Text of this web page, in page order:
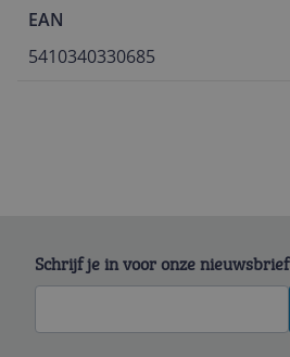
EAN
5410340330685
Schrijf je in voor onze nieuwsbrief